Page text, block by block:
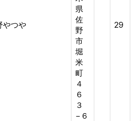
やつや
県
佐
野
市
堀
米
町
４
６
３
−６
29